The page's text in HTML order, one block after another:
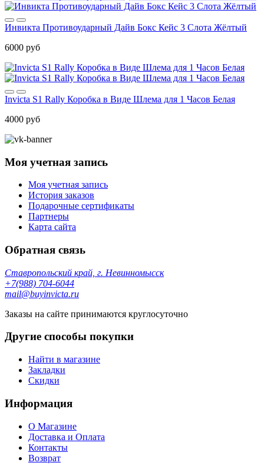
Инвикта Противоударный Дайв Бокс Кейс 3 Слота Жёлтый
6000 руб
Invicta S1 Rally Коробка в Виде Шлема для 1 Часов Белая
4000 руб
Моя учетная запись
Моя учетная запись
История заказов
Подарочные сертификаты
Партнеры
Карта сайта
Обратная связь
Ставропольский край, г. Невинномысск
+7(988) 704-6044
mail@buyinvicta.ru
Заказы на сайте принимаются круглосуточно
Другие способы покупки
Найти в магазине
Закладки
Скидки
Информация
О Магазине
Доставка и Оплата
Контакты
Возврат